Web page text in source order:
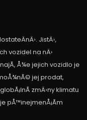
JistÄ›,
vozidel na nÄ›
Å¾e jejich vozidlo je
jej prodat,
zmÄ›ny klimatu
pÅ™inejmenÅ¡Ã­m